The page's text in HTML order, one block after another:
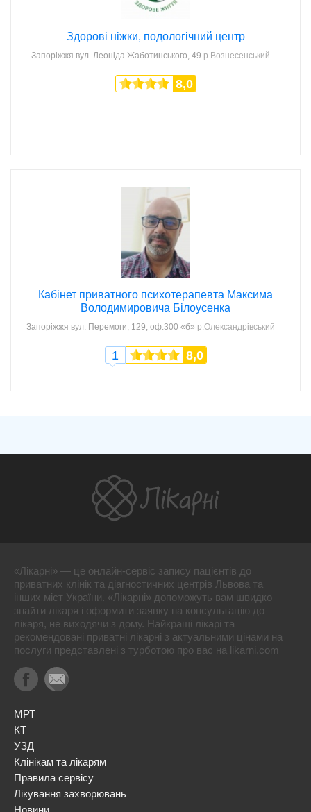
Здорові ніжки, подологічний центр
Запоріжжя вул. Леоніда Жаботинського, 49 р.Вознесенський
8,0
Кабінет приватного психотерапевта Максима
Володимировича Білоусенка
Запоріжжя вул. Перемоги, 129, оф.300 «б» р.Олександрівський
1 8,0
«Лікарні» — це онлайн-сервіс запису пацієнтів до
приватних клінік та діагностичних центрів Львова та
інших міст України. «Лікарні» допоможуть вам швидко
знайти лікаря і оформити заявку на консультацію до
лікаря, не виходячи з дому. Найкращі лікарі та
рекомендовані приватні лікарні з актуальними цінами на
послуги представлені з турботою про вас на likarni.com
МРТ
КТ
УЗД
Клінікам та лікарям
Правила сервісу
Лікування захворювань
Новини